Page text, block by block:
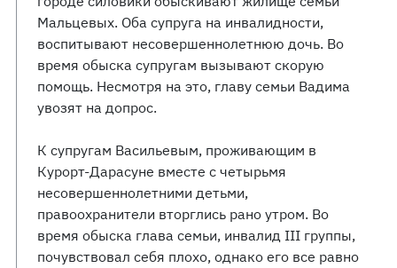
Мальцевых. Оба супруга на инвалидности,
воспитывают несовершеннолетнюю дочь. Во
время обыска супругам вызывают скорую
помощь. Несмотря на это, главу семьи Вадима
увозят на допрос.
К супругам Васильевым, проживающим в
Курорт-Дарасуне вместе с четырьмя
несовершеннолетними детьми,
правоохранители вторглись рано утром. Во
время обыска глава семьи, инвалид III группы,
почувствовал себя плохо, однако его все равно